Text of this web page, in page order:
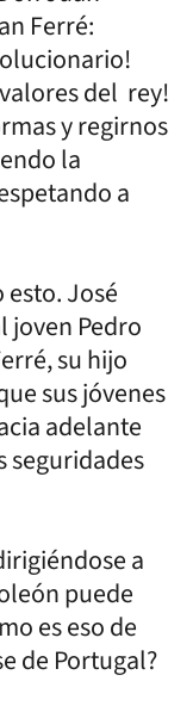
Ferré:
del rey!
y regirnos
la
a
José
joven Pedro
su hijo
sus jóvenes
adelante
seguridades
a
puede
es eso de
de Portugal?